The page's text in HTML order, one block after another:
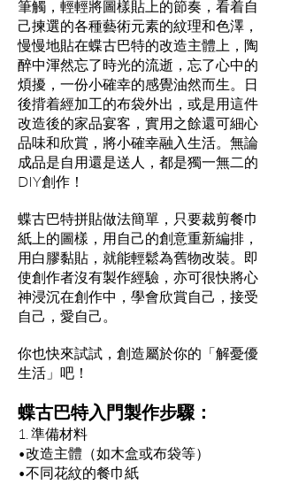
筆觸，輕輕將圖樣貼上的節奏，看着自
己揀選的各種藝術元素的紋理和色澤，
慢慢地貼在蝶古巴特的改造主體上，陶
醉中渾然忘了時光的流逝，忘了心中的
煩擾，一份小確幸的感覺油然而生。日
後揹着經加工的布袋外出，或是用這件
改造後的家品宴客，實用之餘還可細心
品味和欣賞，將小確幸融入生活。無論
成品是自用還是送人，都是獨一無二的
DIY創作！
蝶古巴特拼貼做法簡單，只要裁剪餐巾
紙上的圖樣，用自己的創意重新編排，
用白膠黏貼，就能輕鬆為舊物改裝。即
使創作者沒有製作經驗，亦可很快將心
神浸沉在創作中，學會欣賞自己，接受
自己，愛自己。
你也快來試試，創造屬於你的「解憂優
生活」吧！
蝶古巴特入門製作步驟：
1. 準備材料
•改造主體（如木盒或布袋等）
•不同花紋的餐巾紙